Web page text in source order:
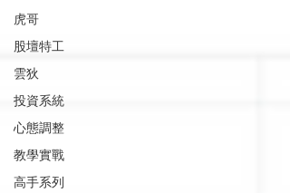
虎哥
股壇特工
雲狄
投資系統
心態調整
教學實戰
高手系列